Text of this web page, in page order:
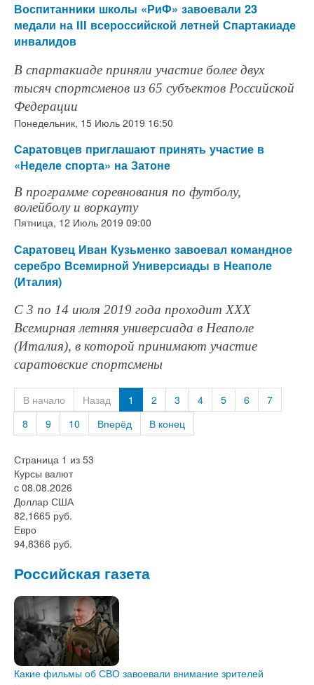
Воспитанники школы «РиФ» завоевали 23
медали на III всероссийской летней Спартакиаде
инвалидов
В спартакиаде приняли участие более двух
тысяч спортсменов из 65 субъектов Российской
Федерации
Понедельник, 15 Июль 2019 16:50
Саратовцев приглашают принять участие в
«Неделе спорта» на Затоне
В программе соревнования по футболу,
волейболу и воркауту
Пятница, 12 Июль 2019 09:00
Саратовец Иван Кузьменко завоевал командное
серебро Всемирной Универсиады в Неаполе
(Италия)
С 3 по 14 июля 2019 года проходит XXX
Всемирная летняя универсиада в Неаполе
(Италия), в которой принимают участие
саратовские спортсмены
В начало Назад 1 2 3 4 5 6
7
8
9 10 Вперёд В конец
Страница 1 из 53
Курсы валют
c 08.08.2026
Доллар США
82,1665 руб.
Евро
94,8366 руб.
Российская газета
Какие фильмы об СВО завоевали внимание зрителей